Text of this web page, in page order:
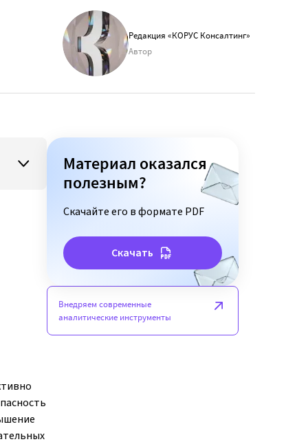
Редакция «КОРУС Консалтинг»
Автор
Материал оказался
полезным?
Скачайте его в формате PDF
Скачать
Внедряем современные
аналитические инструменты